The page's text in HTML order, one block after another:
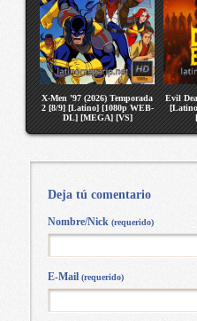
X-Men ’97 (2026) Temporada
2 [8/9] [Latino] [1080p WEB-
DL] [MEGA] [VS]
Evil
Deja tú comentario
Nombre/Nick (requerido)
E-Mail (requerido)